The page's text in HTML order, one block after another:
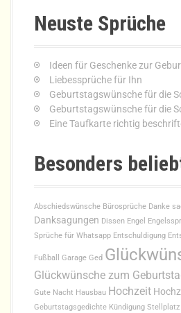
Neuste Sprüche
Ideen für Geschenke zur
Liebessprüche für Ihn
Geburtstagswünsche für die
Geburtstagswünsche für die
Eine Taufkarte richtig
Besonders
Abschiedswünsche Bürosprüche Danke
Danksagungen Dissen Engel
Sprüche für Whatsapp Entschuldigung
Fußball Garage Ged
Glückwünsche zum
Gute Nacht Hausbau Hochzeit
Geburtstagsgedichte Kündigung Stellplatz